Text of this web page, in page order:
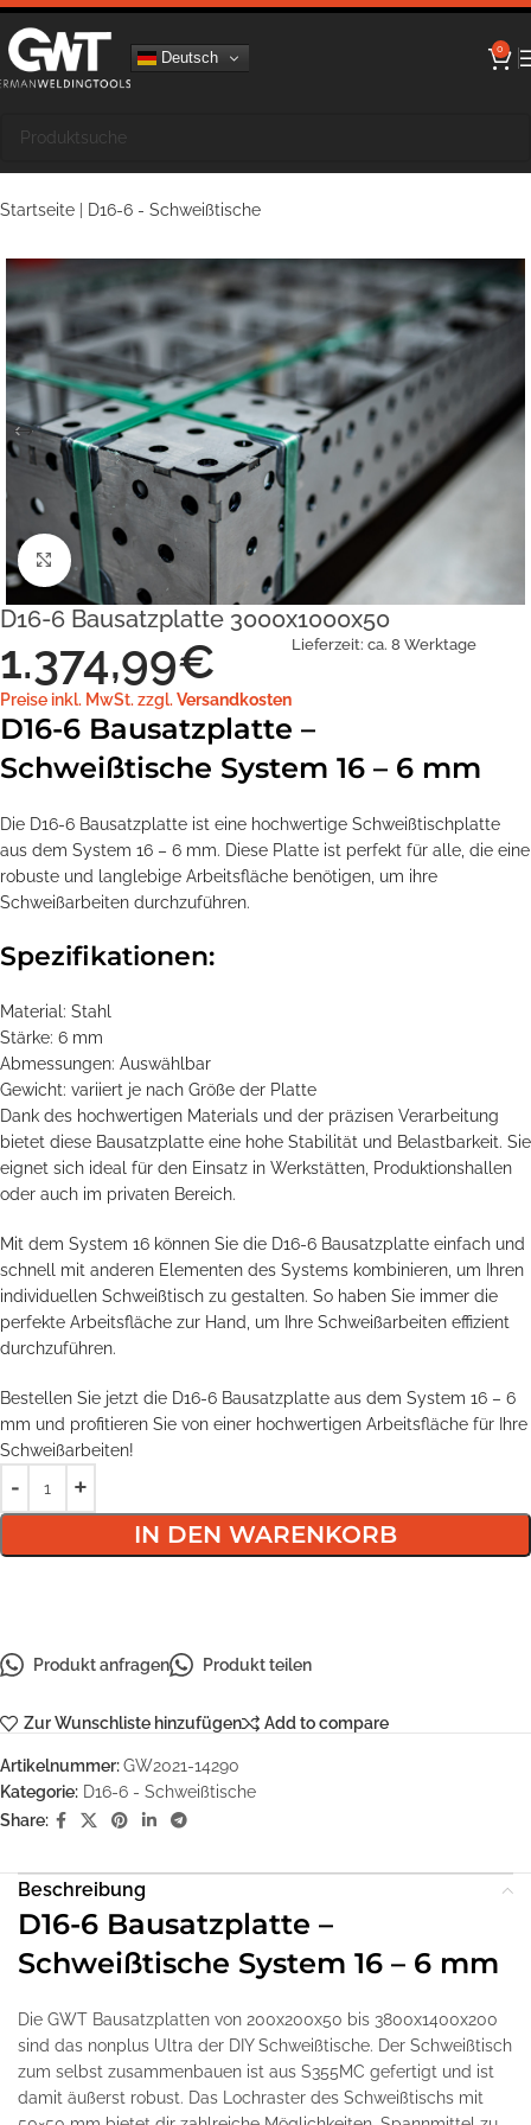
Deutsch 0
Startseite D16-6 - Schweißtische
Klick zum Vergrößern
D16-6 Bausatzplatte 3000x1000x50
1.374,99€
Preise inkl. MwSt. zzgl. Versandkosten
Lieferzeit: ca. 8 Werktage
D16-6 Bausatzplatte –
Schweißtische System 16 – 6 mm
Die D16-6 Bausatzplatte ist eine hochwertige Schweißtischplatte
aus dem System 16 – 6 mm. Diese Platte ist perfekt für alle, die eine
robuste und langlebige Arbeitsfläche benötigen, um ihre
Schweißarbeiten durchzuführen.
Spezifikationen:
Material: Stahl
Stärke: 6 mm
Abmessungen: Auswählbar
Gewicht: variiert je nach Größe der Platte
Dank des hochwertigen Materials und der präzisen Verarbeitung
bietet diese Bausatzplatte eine hohe Stabilität und Belastbarkeit. Sie
eignet sich ideal für den Einsatz in Werkstätten, Produktionshallen
oder auch im privaten Bereich.
Mit dem System 16 können Sie die D16-6 Bausatzplatte einfach und
schnell mit anderen Elementen des Systems kombinieren, um Ihren
individuellen Schweißtisch zu gestalten. So haben Sie immer die
perfekte Arbeitsfläche zur Hand, um Ihre Schweißarbeiten effizient
durchzuführen.
Bestellen Sie jetzt die D16-6 Bausatzplatte aus dem System 16 – 6
mm und profitieren Sie von einer hochwertigen Arbeitsfläche für Ihre
Schweißarbeiten!
IN DEN WARENKORB
Produkt anfragen Produkt teilen
Zur Wunschliste hinzufügen Add to compare
Artikelnummer:GW2021-14290
Kategorie: D16-6 - Schweißtische
Share:
Beschreibung
D16-6 Bausatzplatte –
Schweißtische System 16 – 6 mm
Die GWT Bausatzplatten von 200x200x50 bis 3800x1400x200
sind das nonplus Ultra der DIY Schweißtische. Der Schweißtisch
zum selbst zusammenbauen ist aus S355MC gefertigt und ist
damit äußerst robust. Das Lochraster des Schweißtischs mit